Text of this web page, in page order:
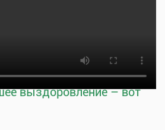
качественное
выздоровление – вот